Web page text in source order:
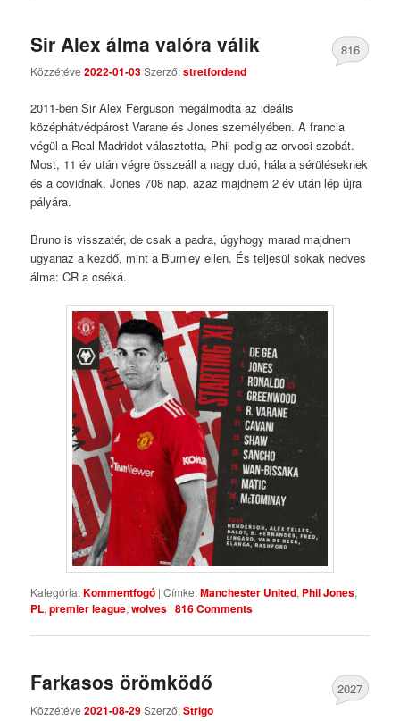
Sir Alex álma valóra válik
Közzétéve2022-01-03Szerző:stretfordend
816
2011-ben Sir Alex Ferguson megálmodta az ideális
középhátvédpárost Varane és Jones személyében. A francia
végül a Real Madridot választotta, Phil pedig az orvosi szobát.
Most, 11 év után végre összeáll a nagy duó, hála a sérüléseknek
és a covidnak. Jones 708 nap, azaz majdnem 2 év után lép újra
pályára.
Bruno is visszatér, de csak a padra, úgyhogy marad majdnem
ugyanaz a kezdő, mint a Burnley ellen. És teljesül sokak nedves
álma: CR a cséká.
Kategória:Kommentfogó |Címke:Manchester United, Phil Jones,
PL,premier league,wolves |816 Comments
Farkasos örömködő
Közzétéve2021-08-29Szerző:Strigo
2027